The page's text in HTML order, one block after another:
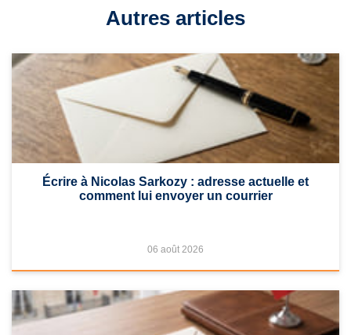
Autres articles
Écrire à Nicolas Sarkozy : adresse actuelle et
comment lui envoyer un courrier
06 août 2026